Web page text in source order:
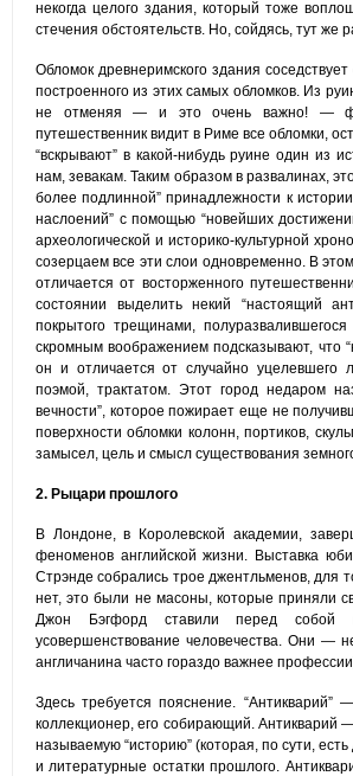
некогда целого здания, который тоже
стечения обстоятельств. Но, сойдясь, тут же
Обломок древнеримского здания
построенного из этих самых обломков. Из
не отменяя — и это очень важно! —
путешественник видит в Риме все обломки,
“вскрывают” в какой-нибудь руине один из
нам, зевакам. Таким образом в развалинах,
более подлинной” принадлежности к
наслоений” с помощью “новейших
археологической и историко-культурной
созерцаем все эти слои одновременно. В
отличается от восторженного
состоянии выделить некий “настоящий
покрытого трещинами,
скромным воображением подсказывают, что
он и отличается от случайно уцелевшего
поэмой, трактатом. Этот город недаром
вечности”, которое пожирает еще не
поверхности обломки колонн, портиков,
замысел, цель и смысл существования
2. Рыцари прошлого
В Лондоне, в Королевской академии,
феноменов английской жизни. Выставка
Стрэнде собрались трое джентльменов, для
нет, это были не масоны, которые приняли
Джон Бэгфорд ставили перед собой
усовершенствование человечества. Они —
англичанина часто гораздо важнее
Здесь требуется пояснение.
коллекционер, его собирающий. Антикварий
называемую “историю” (которая, по сути,
и литературные остатки прошлого.